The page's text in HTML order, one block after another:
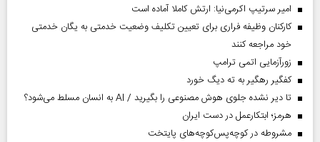
امیر سرتیپ اکرمی‌نیا: ارتش کاملا آماده است
کارکنان وظیفه فراری برای تعیین تکلیف وضعیت خدمتی به یگان خدمتی
خود مراجعه کنند
زورآزمایی اتمی ترامپ
کفگیر رهگیر به ته دیگ خورد
تا دیر نشده جلوی هوش مصنوعی را بگیرید / AI به انسان مسلط می‌شود؟
هرمز؛ ابتکارعمل در دست ایران
مشروطه در کوچه‌پس‌کوچه‌های پایتخت